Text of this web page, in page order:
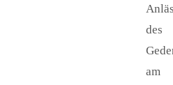
des
am